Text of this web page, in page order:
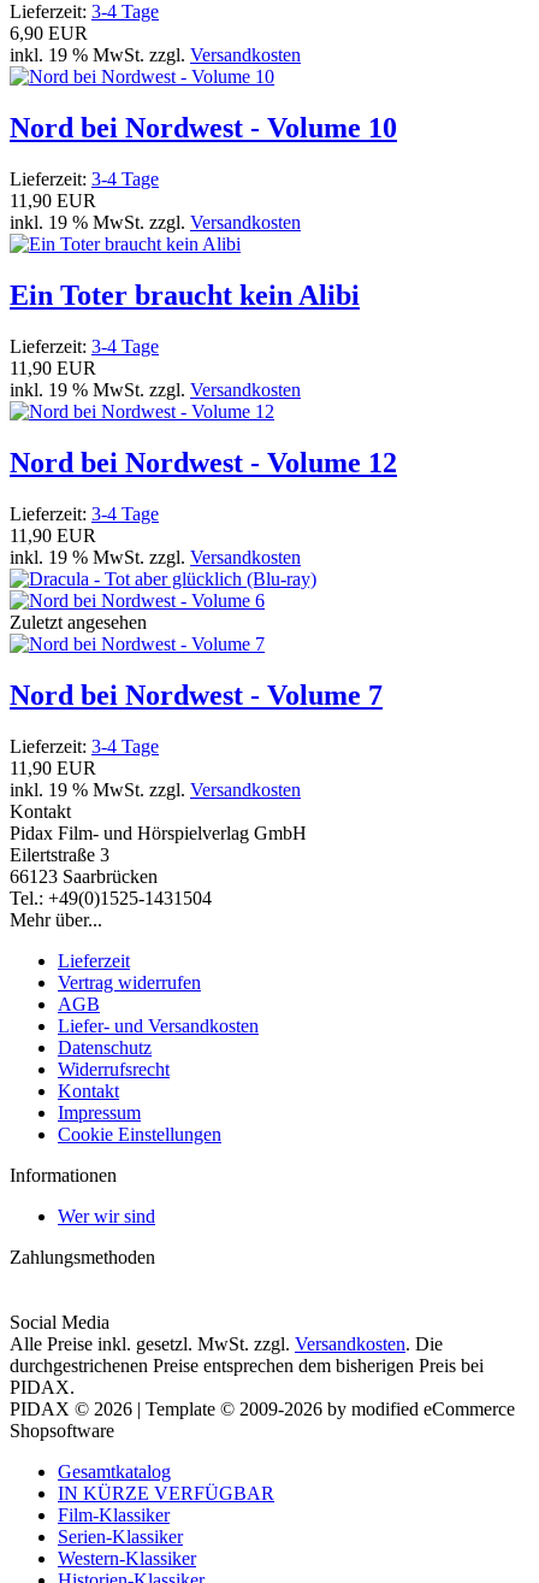
Lieferzeit: 3-4 Tage
6,90 EUR
inkl. 19 % MwSt. zzgl. Versandkosten
Nord bei Nordwest - Volume 10
Lieferzeit: 3-4 Tage
11,90 EUR
inkl. 19 % MwSt. zzgl. Versandkosten
Ein Toter braucht kein Alibi
Lieferzeit: 3-4 Tage
11,90 EUR
inkl. 19 % MwSt. zzgl. Versandkosten
Nord bei Nordwest - Volume 12
Lieferzeit: 3-4 Tage
11,90 EUR
inkl. 19 % MwSt. zzgl. Versandkosten
Zuletzt angesehen
Nord bei Nordwest - Volume 7
Lieferzeit: 3-4 Tage
11,90 EUR
inkl. 19 % MwSt. zzgl. Versandkosten
Kontakt
Pidax Film- und Hörspielverlag GmbH
Eilertstraße 3
66123 Saarbrücken
Tel.: +49(0)1525-1431504
Mehr über...
Lieferzeit
Vertrag widerrufen
AGB
Liefer- und Versandkosten
Datenschutz
Widerrufsrecht
Kontakt
Impressum
Cookie Einstellungen
Informationen
Wer wir sind
Zahlungsmethoden
Social Media
Alle Preise inkl. gesetzl. MwSt. zzgl. Versandkosten. Die
durchgestrichenen Preise entsprechen dem bisherigen Preis bei
PIDAX.
PIDAX © 2026 | Template © 2009-2026 by modified eCommerce
Shopsoftware
Gesamtkatalog
IN KÜRZE VERFÜGBAR
Film-Klassiker
Serien-Klassiker
Western-Klassiker